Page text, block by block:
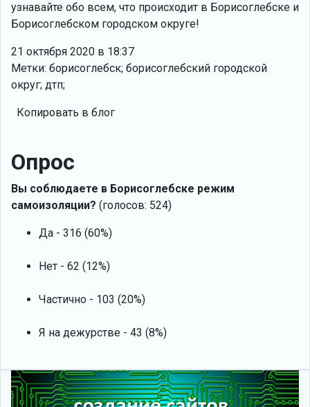
узнавайте обо всем, что происходит в Борисоглебске и
Борисоглебском городском округе!
21 октября 2020 в 18:37
Метки: борисоглебск; борисоглебский городской
округ; дтп;
Копировать в блог
Опрос
Вы соблюдаете в Борисоглебске режим
самоизоляции? (голосов: 524)
Да - 316 (60%)
Нет - 62 (12%)
Частично - 103 (20%)
Я на дежурстве - 43 (8%)